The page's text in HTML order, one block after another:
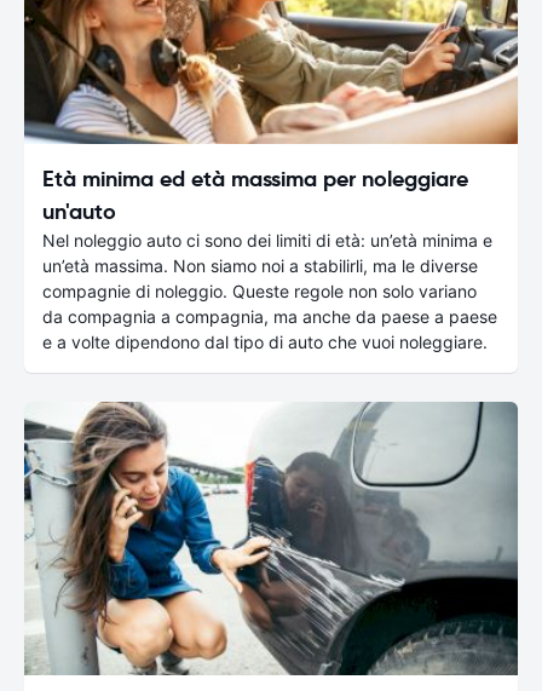
Età minima ed età massima per noleggiare
un'auto
Nel noleggio auto ci sono dei limiti di età: un’età minima e
un’età massima. Non siamo noi a stabilirli, ma le diverse
compagnie di noleggio. Queste regole non solo variano
da compagnia a compagnia, ma anche da paese a paese
e a volte dipendono dal tipo di auto che vuoi noleggiare.